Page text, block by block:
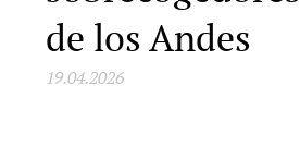
de los Andes
19.04.2026